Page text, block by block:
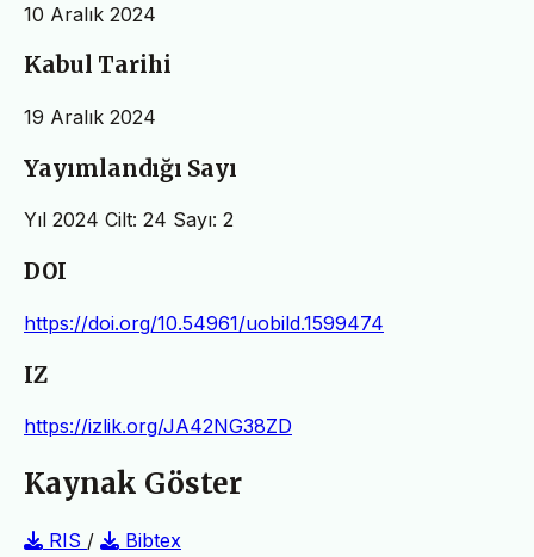
10 Aralık 2024
Kabul Tarihi
19 Aralık 2024
Yayımlandığı Sayı
Yıl 2024 Cilt: 24 Sayı: 2
DOI
https://doi.org/10.54961/uobild.1599474
IZ
https://izlik.org/JA42NG38ZD
Kaynak Göster
RIS /
Bibtex